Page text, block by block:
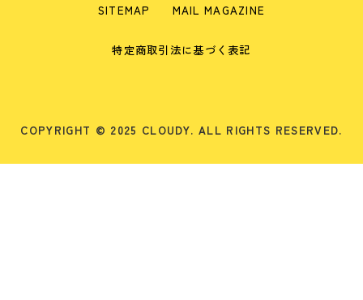
SITEMAP MAIL MAGAZINE
特定商取引法に基づく表記
COPYRIGHT © 2025 CLOUDY. ALL RIGHTS RESERVED.